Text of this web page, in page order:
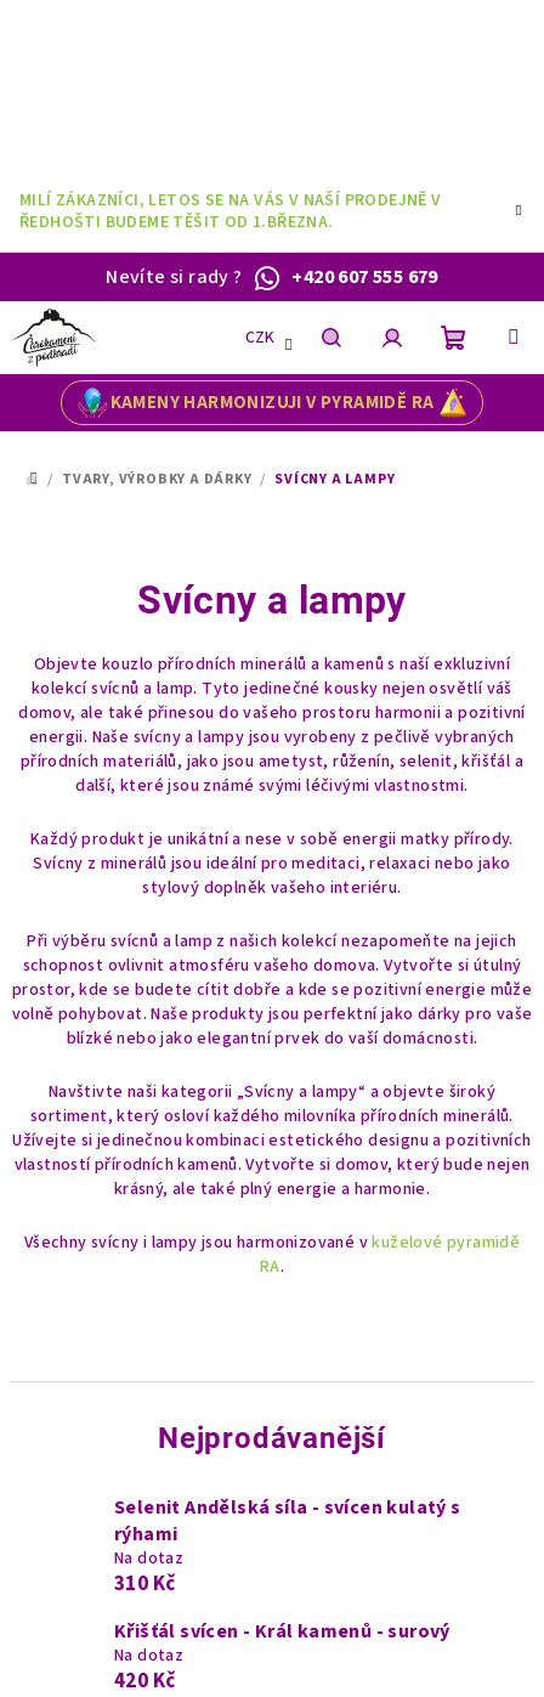
MILÍ ZÁKAZNÍCI, LETOS SE NA VÁS V NAŠÍ PRODEJNĚ V
ŘEDHOŠTI BUDEME TĚŠIT OD 1.BŘEZNA.
Nevíte si rady? +420 607 555 679
KAMENY HARMONIZUJI V PYRAMIDĚ RA
CZK
HledatPřihlášeníNákupní
DOMŮ
/ TVARY, VÝROBKY A DÁRKY / SVÍCNY A LAMPY
Svícny a lampy
Objevte kouzlo přírodních minerálů a kamenů s naší exkluzivní
kolekcí svícnů a lamp. Tyto jedinečné kousky nejen osvětlí váš
domov, ale také přinesou do vašeho prostoru harmonii a pozitivní
energii. Naše svícny a lampy jsou vyrobeny z pečlivě vybraných
přírodních materiálů, jako jsou ametyst, růženín, selenit, křišťál a
další, které jsou známé svými léčivými vlastnostmi.
Každý produkt je unikátní a nese v sobě energii matky přírody.
Svícny z minerálů jsou ideální pro meditaci, relaxaci nebo jako
stylový doplněk vašeho interiéru.
Při výběru svícnů a lamp z našich kolekcí nezapomeňte na jejich
schopnost ovlivnit atmosféru vašeho domova. Vytvořte si útulný
prostor, kde se budete cítit dobře a kde se pozitivní energie může
volně pohybovat. Naše produkty jsou perfektní jako dárky pro vaše
blízké nebo jako elegantní prvek do vaší domácnosti.
Navštivte naši kategorii „Svícny a lampy“ a objevte široký
sortiment, který osloví každého milovníka přírodních minerálů.
Užívejte si jedinečnou kombinaci estetického designu a pozitivních
vlastností přírodních kamenů. Vytvořte si domov, který bude nejen
krásný, ale také plný energie a harmonie.
Všechny svícny i lampy jsou harmonizované vkuželové pyramidě
RA.
Nejprodávanější
Selenit Andělská síla - svícen kulatý s
rýhami
Na dotaz
310 Kč
Křišťál svícen - Král kamenů - surový
Na dotaz
420 Kč